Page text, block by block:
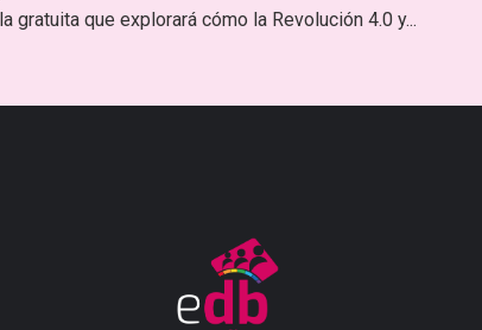
gratuita que explorará cómo la Revolución 4.0 y...